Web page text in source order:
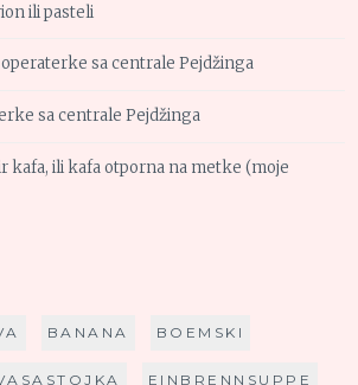
ili pasteli
sa centrale Pejdžinga
sa centrale Pejdžinga
kafa, ili kafa otporna na metke (moje
BANANA BOEMSKI
EINBRENNSUPPE